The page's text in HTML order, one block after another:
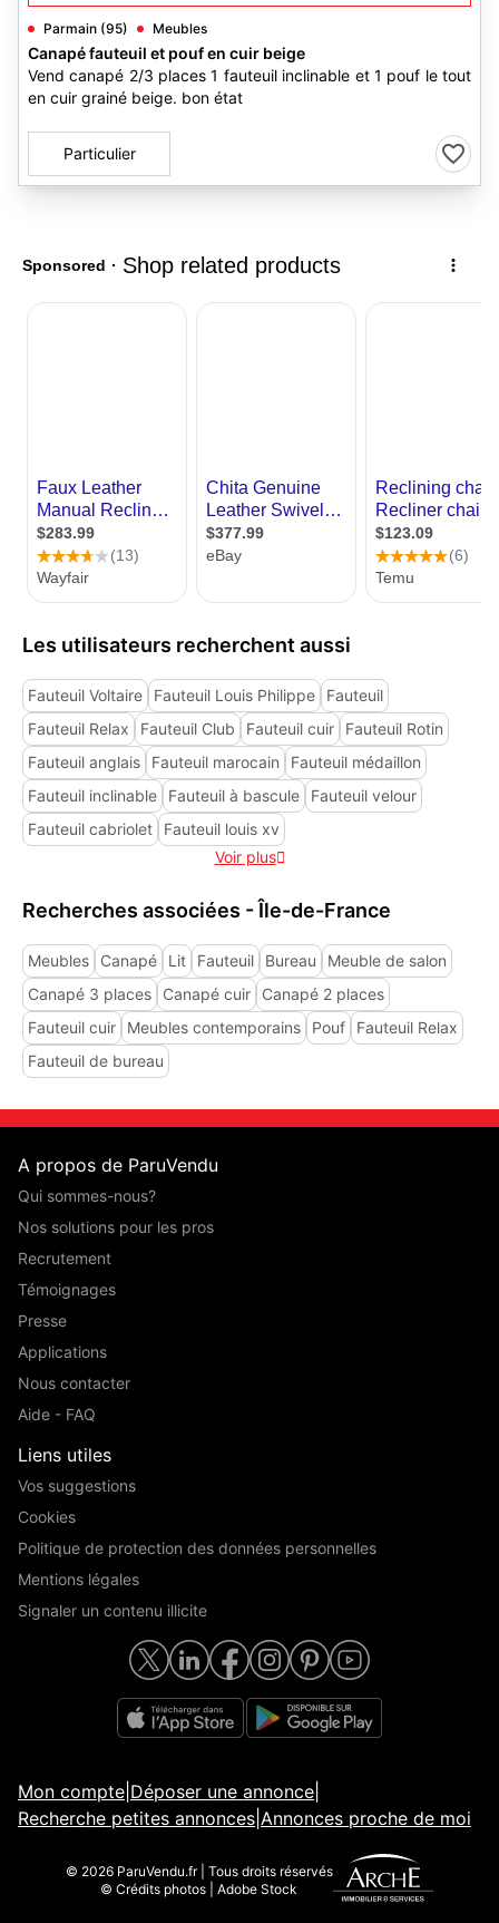
Parmain (95) Meubles
Canapé fauteuil et pouf en cuir beige
Vend canapé 2/3 places 1 fauteuil inclinable et 1 pouf le tout
en cuir grainé beige. bon état
Particulier
Les utilisateurs recherchent aussi
Fauteuil Voltaire Fauteuil Louis Philippe
Fauteuil
Fauteuil Relax
Fauteuil Club Fauteuil cuir
Fauteuil Rotin
Fauteuil anglais
Fauteuil marocain
Fauteuil médaillon
Fauteuil inclinable
Fauteuil à bascule
Fauteuil velour
Fauteuil cabriolet
Fauteuil louis xv
Voir plus
Recherches associées - Île-de-France
Meubles Canapé Lit Fauteuil Bureau
Meuble de salon
Canapé 3 places
Canapé cuir
Canapé 2 places
Fauteuil cuir
Meubles contemporains Pouf
Fauteuil Relax
Fauteuil de bureau
A propos de ParuVendu
Qui sommes-nous?
Nos solutions pour les pros
Recrutement
Témoignages
Presse
Applications
Nous contacter
Aide - FAQ
Liens utiles
Vos suggestions
Cookies
Politique de protection des données personnelles
Mentions légales
Signaler un contenu illicite
Mon compte Déposer une annonce
Recherche petites annonces Annonces proche de moi
© 2026 ParuVendu.fr | Tous droits réservés
© Crédits photos | Adobe Stock